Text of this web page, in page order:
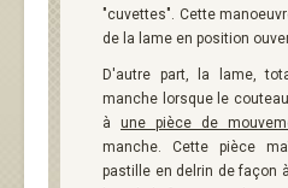
"cuvettes". Cette
de la lame en position
D'autre part, la lame,
manche lorsque le
à une pièce de
manche. Cette pièce
pastille en delrin de façon